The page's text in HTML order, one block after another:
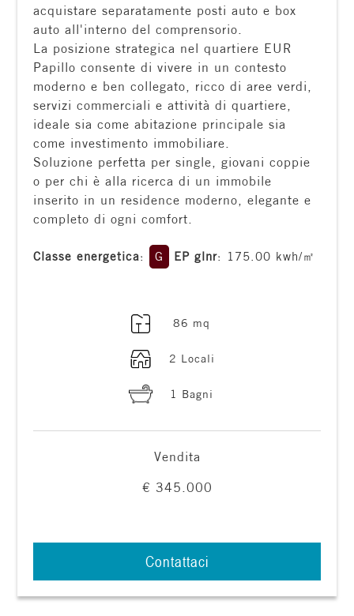
acquistare separatamente posti auto e box
auto all'interno del comprensorio.
La posizione strategica nel quartiere EUR
Papillo consente di vivere in un contesto
moderno e ben collegato, ricco di aree verdi,
servizi commerciali e attività di quartiere,
ideale sia come abitazione principale sia
come investimento immobiliare.
Soluzione perfetta per single, giovani coppie
o per chi è alla ricerca di un immobile
inserito in un residence moderno, elegante e
completo di ogni comfort.
Classe energetica: G EP glnr: 175.00 kwh/㎡
86 mq
2 Locali
1 Bagni
Vendita
€ 345.000
Contattaci
5+
Bagni
minimi
Qualsiasi
Qualsiasi